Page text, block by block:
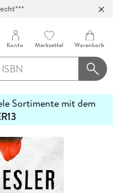
Konto Merkzettel Warenkorb
Sortimente mit dem